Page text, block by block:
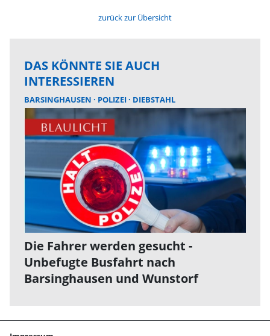
zurück zur Übersicht
DAS KÖNNTE SIE AUCH
INTERESSIEREN
BARSINGHAUSEN POLIZEI DIEBSTAHL
Die Fahrer werden gesucht -
Unbefugte Busfahrt nach
Barsinghausen und Wunstorf